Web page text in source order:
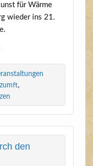
für Wär­me
wie­der ins 21.
,
den